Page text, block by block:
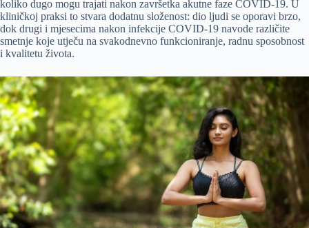
koliko dugo mogu trajati nakon završetka akutne faze COVID-19. U
kliničkoj praksi to stvara dodatnu složenost: dio ljudi se oporavi brzo,
dok drugi i mjesecima nakon infekcije COVID-19 navode različite
smetnje koje utječu na svakodnevno funkcioniranje, radnu sposobnost
i kvalitetu života.